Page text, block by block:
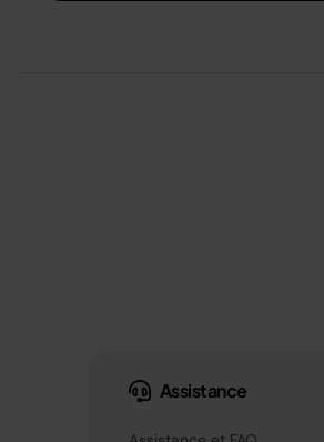
Assistance